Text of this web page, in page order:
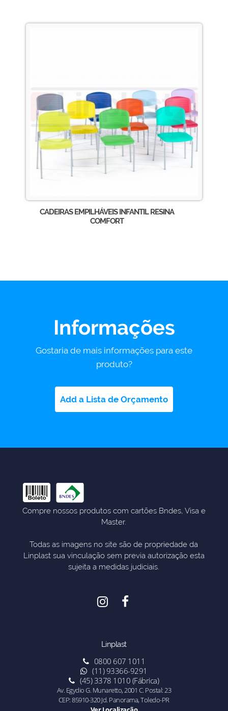
CADEIRAS EMPILHÁVEIS INFANTIL RESINA
COMFORT
Informações
Gostaria de mais informações para este
produto?
Add a Lista de Orçamento
Compre nossos produtos com cartões Bndes, Visa e
Master.
Todas as imagens no site são de propriedade da
Linplast sua vinculação sem previa autorização esta
sujeita a medidas judiciais.
Linplast
0800 607 1011
(11) 93366-9291
(45) 3378 1010 (Fábrica)
Av. Egydio G. Munaretto, 2001 C. Postal: 23
CEP: 85910-320 Jd. Panorama, Toledo-PR